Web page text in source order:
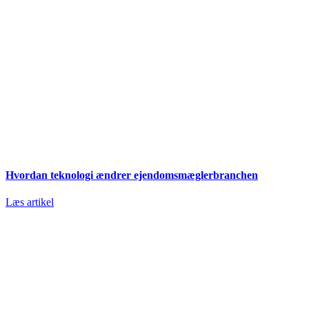
Hvordan teknologi ændrer ejendomsmæglerbranchen
Læs artikel